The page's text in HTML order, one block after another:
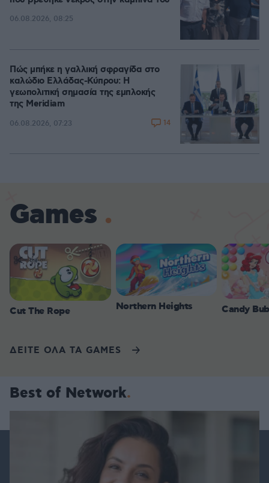
06.08.2026, 08:25
Πώς μπήκε η γαλλική σφραγίδα στο
καλώδιο Ελλάδας-Κύπρου: Η
γεωπολιτική σημασία της εμπλοκής
της Meridiam
06.08.2026, 07:23 14
Games
Cut The Rope Northern Heights Candy
ΔΕΙΤΕ ΟΛΑ ΤΑ GAMES
Best of Network